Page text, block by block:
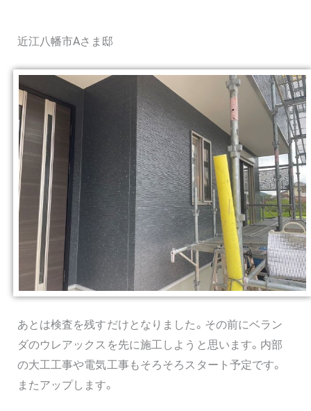
近江八幡市Aさま邸
あとは検査を残すだけとなりました。その前にベラン
ダのウレアックスを先に施工しようと思います。内部
の大工工事や電気工事もそろそろスタート予定です。
またアップします。